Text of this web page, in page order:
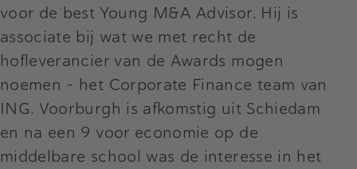
voor de best Young M&A Advisor. Hij is
associate bij wat we met recht de
hofleverancier van de Awards mogen
noemen - het Corporate Finance team van
ING. Voorburgh is afkomstig uit Schiedam
en na een 9 voor economie op de
middelbare school was de interesse in het